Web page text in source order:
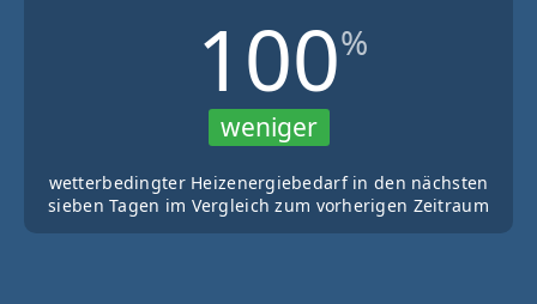
100%
weniger
wetterbedingter Heizenergiebedarf in den nächsten
sieben Tagen im Vergleich zum vorherigen Zeitraum